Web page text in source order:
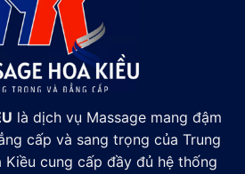
là dịch vụ Massage mang đậm
cấp và sang trọng của Trung
Kiều cung cấp đầy đủ hệ thống